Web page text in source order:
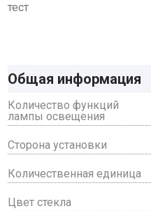
тест
Общая информация
Количество функций
лампы освещения
Сторона установки
Количественная единица
Цвет стекла